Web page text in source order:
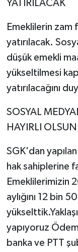
YATIRILACAK
Emeklilerin zam
yatırılacak.
düşük emekli
yükseltilmesi
yatırılacağını
SOSYAL
HAYIRLI OLSUN
SGK'dan
hak sahiplerine
Emeklilerimizin
aylığını 12 bin
yapıyoruz
banka ve PTT